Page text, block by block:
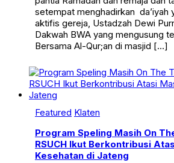
setempat menghadirkan da’iyah
aktifis gereja, Ustadzah Dewi
Dakwah BWA yang mengusung
Bersama Al-Qur;an di masjid […]
Featured Klaten
Program Speling Masih On
RSUCH Ikut Berkontribusi
Kesehatan di Jateng